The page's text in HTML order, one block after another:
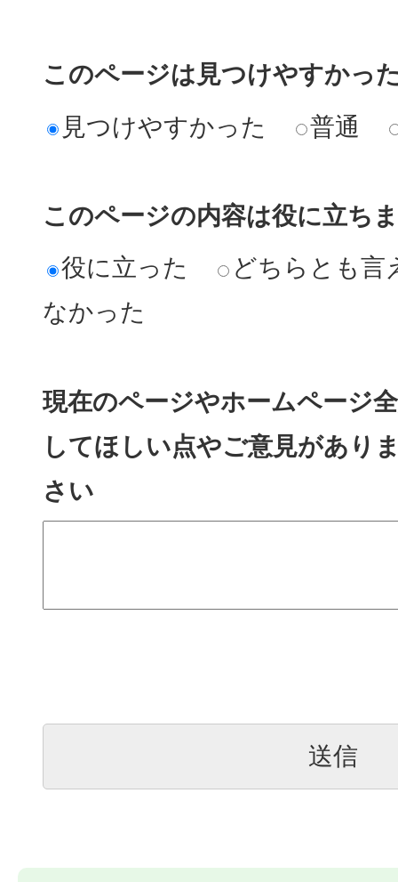
このページは見つけやすかっ
見つけやすかった
普通
このページの内容は役に立ち
役に立った
どちらとも言
なかった
現在のページやホームページ
してほしい点やご意見があり
さい